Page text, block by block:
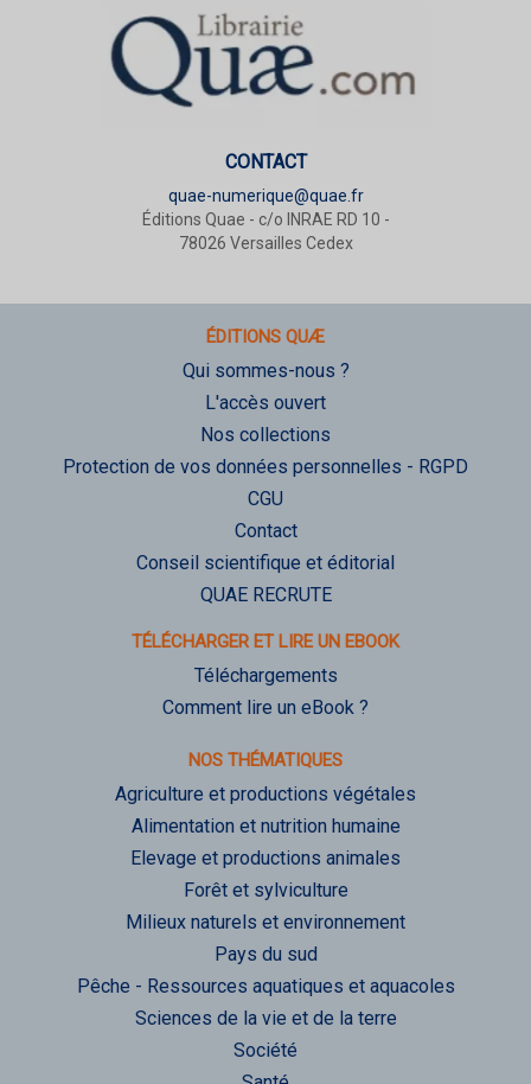
CONTACT
quae-numerique@quae.fr
Éditions Quae - c/o INRAE RD 10 -
78026 Versailles Cedex
ÉDITIONS QUÆ
Qui sommes-nous ?
L'accès ouvert
Nos collections
Protection de vos données personnelles - RGPD
CGU
Contact
Conseil scientifique et éditorial
QUAE RECRUTE
TÉLÉCHARGER ET LIRE UN EBOOK
Téléchargements
Comment lire un eBook ?
NOS THÉMATIQUES
Agriculture et productions végétales
Alimentation et nutrition humaine
Elevage et productions animales
Forêt et sylviculture
Milieux naturels et environnement
Pays du sud
Pêche - Ressources aquatiques et aquacoles
Sciences de la vie et de la terre
Société